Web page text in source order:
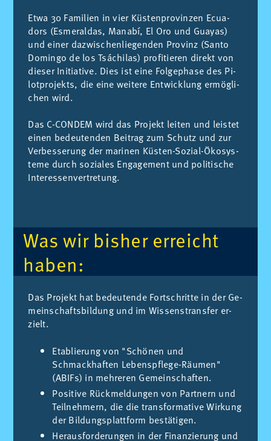
Etwa 30 Fa­mi­li­en in vier Küs­ten­pro­vin­zen Ecua­
dors (Es­me­ral­das, Man­a­bí, El Oro und Gua­yas)
und ei­ner da­zwi­schen­lie­gen­den Pro­vinz (San­to
Do­m­in­go de los Tsáchil­as) pro­fi­tie­ren di­rekt von
die­ser In­itia­ti­ve. Dies ist eine Fol­ge­pha­se des Pi­
lot­pro­jekts, die eine wei­te­re Ent­wick­lung er­mög­li­
chen wird.
Das C-CON­DEM wird das Pro­jekt lei­ten und leis­tet
ei­nen be­deu­ten­den Bei­trag zum Schutz und zur
Ver­bes­se­rung der ma­ri­nen Küs­ten-So­zi­al-Öko­sys­
te­me durch so­zia­les En­ga­ge­ment und po­li­ti­sche
In­ter­es­sen­ver­tre­tung.
Was wir bis­her er­reicht
ha­ben:
Das Pro­jekt hat be­deu­ten­de Fort­schrit­te in der Ge­
mein­schafts­bil­dung und im Wis­sens­trans­fer er­
zielt.
Etablierung von "Schönen und
Schmackhaften Lebenspflege-Räumen"
(ABIFs) in mehreren Gemeinschaften.
Positive Rückmeldungen von Partnern und
Teilnehmern, die die transformative Wirkung
der Bildungsplattform bestätigen.
Herausforderungen in der Finanzierung und